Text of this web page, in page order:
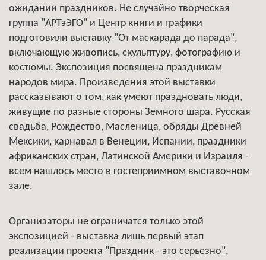
ожидании праздников. Не случайно творческая
группа "АРТэЭГО" и Центр книги и графики
подготовили выставку "От маскарада до парада",
включающую живопись, скульптуру, фотографию и
костюмы. Экспозиция посвящена праздникам
народов мира. Произведения этой выставки
рассказывают о том, как умеют праздновать люди,
живущие по разные стороны Земного шара. Русская
свадьба, Рождество, Масленица, обряды Древней
Мексики, карнавал в Венеции, Испании, праздники
африканских стран, Латинской Америки и Израиля -
всем нашлось место в гостеприимном выставочном
зале.
Организаторы не ограничатся только этой
экспозицией - выставка лишь первый этап
реализации проекта "Праздник - это серьезно",